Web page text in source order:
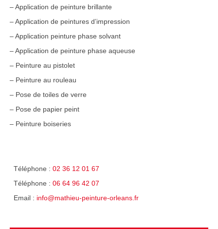
– Application de peinture brillante
– Application de peintures d’impression
– Application peinture phase solvant
– Application de peinture phase aqueuse
– Peinture au pistolet
– Peinture au rouleau
– Pose de toiles de verre
– Pose de papier peint
– Peinture boiseries
Téléphone : 02 36 12 01 67
Téléphone : 06 64 96 42 07
Email : info@mathieu-peinture-orleans.fr